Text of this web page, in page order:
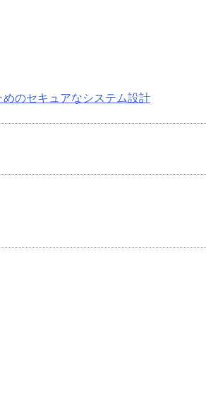
のセキュアなシステム設計